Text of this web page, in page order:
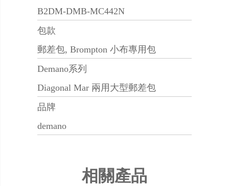
B2DM-DMB-MC442N
包款
郵差包, Brompton 小布專用包
Demano系列
Diagonal Mar 兩用大型郵差包
品牌
demano
相關產品